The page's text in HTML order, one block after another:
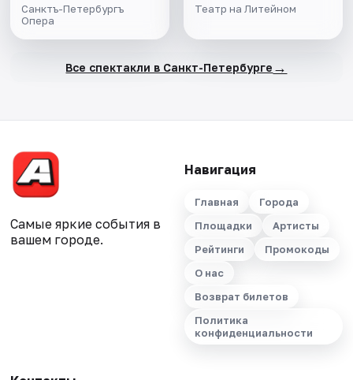
Санктъ-Петербургъ
Опера
Театр на Литейном
Все спектакли в Санкт-Петербурге →
Самые яркие события в
вашем городе.
Навигация
Главная
Города
Площадки
Артисты
Рейтинги
Промокоды
О нас
Возврат билетов
Политика
конфиденциальности